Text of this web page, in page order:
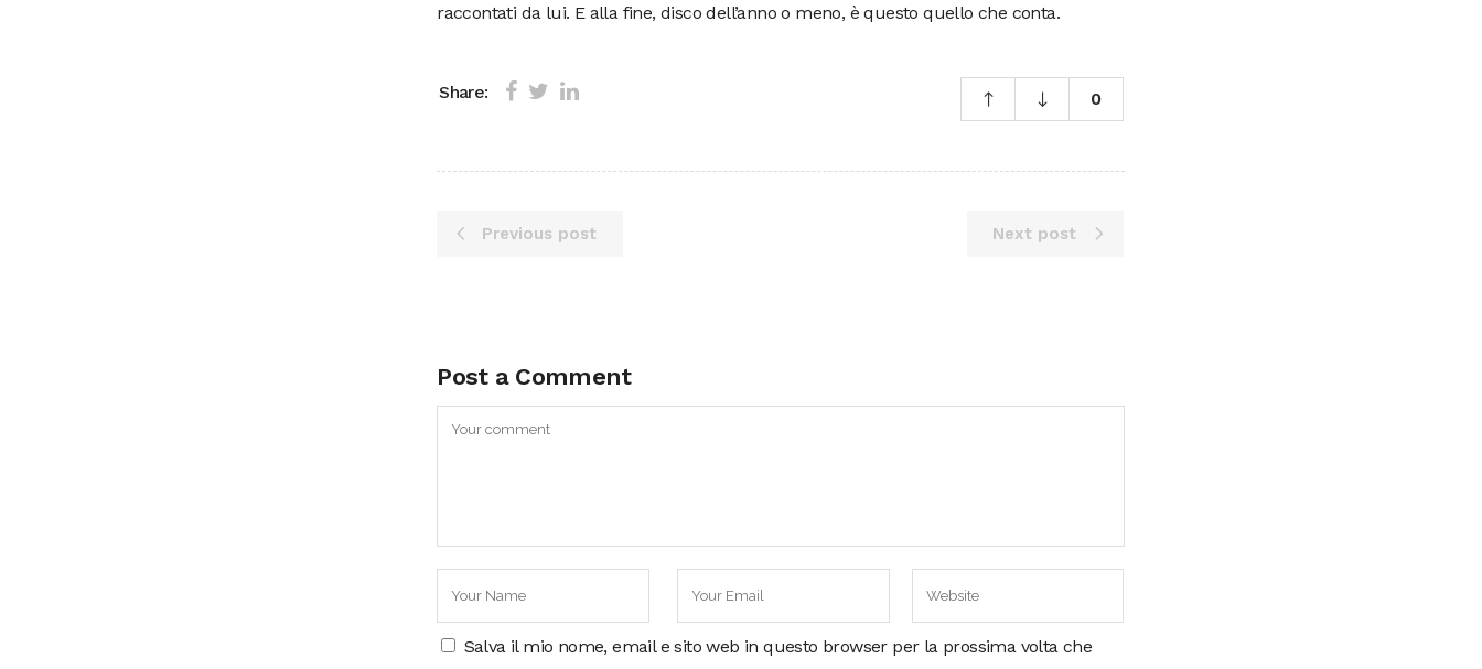
raccontati da lui. E alla fine, disco dell’anno o meno, è questo quello che conta.
Share: 0
Previous post Next post
Post a Comment
Salva il mio nome, email e sito web in questo browser per la prossima volta che